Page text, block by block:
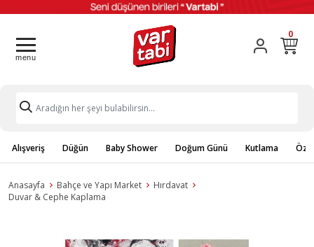
0
Alışveriş Düğün Baby Shower Doğum Günü Kutlama
Anasayfa Bahçe ve Yapı Market
Hırdavat
Duvar & Cephe Kaplama